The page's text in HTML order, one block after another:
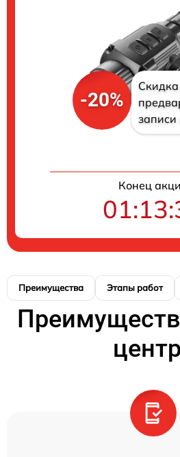
-20%
записи
Конец
Преимущества Этапы работ